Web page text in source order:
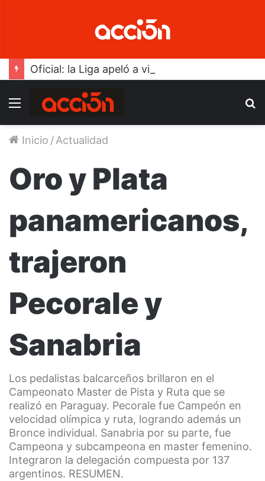
Menú
Inicio /Actualidad
Oro y Plata
panamericanos,
trajeron
Pecorale y
Sanabria
Los pedalistas balcarceños brillaron en el
Campeonato Master de Pista y Ruta que se
realizó en Paraguay. Pecorale fue Campeón en
velocidad olímpica y ruta, logrando además un
Bronce individual. Sanabria por su parte, fue
Campeona y subcampeona en master femenino.
Integraron la delegación compuesta por 137
argentinos. RESUMEN.